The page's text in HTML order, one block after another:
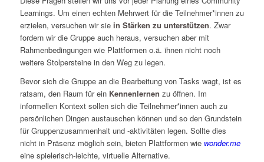
Learnings. Um einen echten Mehrwert für die Teilnehmer*innen zu
erzielen, versuchen wir sie in Stärken zu unterstützen. Zwar
fordern wir die Gruppe auch heraus, versuchen aber mit
Rahmenbedingungen wie Plattformen o.ä. ihnen nicht noch
weitere Stolpersteine in den Weg zu legen.
Bevor sich die Gruppe an die Bearbeitung von Tasks wagt, ist es
ratsam, den Raum für ein Kennenlernen zu öffnen. Im
informellen Kontext sollen sich die Teilnehmer*innen auch zu
persönlichen Dingen austauschen können und so den Grundstein
für Gruppenzusammenhalt und -aktivitäten legen. Sollte dies
nicht in Präsenz möglich sein, bieten Plattformen wie wonder.me
eine spielerisch-leichte, virtuelle Alternative.